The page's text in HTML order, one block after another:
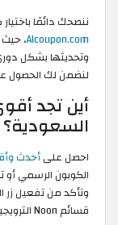
ننصحك دائمًا
Alcoupon.com،
وتحديثها بشكل
لنضمن لك الحصول
أين تجد
السعودية؟
احصل علىأحدث
الكوبون الرسمي أو
وتأكد من تفعيل زر
قسائم Noon الترويجية والفعالة 100% في أغسطس 2026.